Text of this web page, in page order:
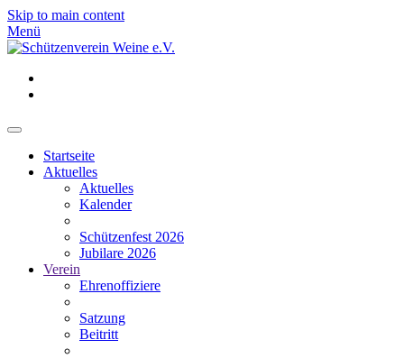
Skip to main content
Menü
Startseite
Aktuelles
Aktuelles
Kalender
Schützenfest 2026
Jubilare 2026
Verein
Ehrenoffiziere
Satzung
Beitritt